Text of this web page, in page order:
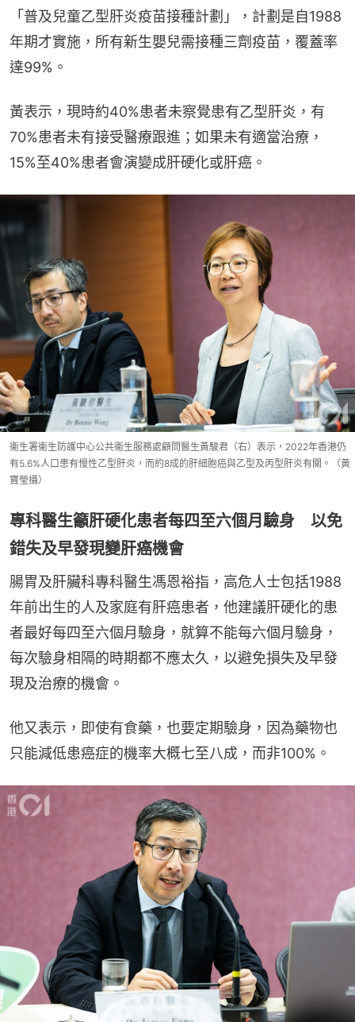
「普及兒童乙型肝炎疫苗接種計劃」，計劃是自1988
年期才實施，所有新生嬰兒需接種三劑疫苗，覆蓋率
達99%。
黃表示，現時約40%患者未察覺患有乙型肝炎，有
70%患者未有接受醫療跟進；如果未有適當治療，
15%至40%患者會演變成肝硬化或肝癌。
衞生署衞生防護中心公共衞生服務處顧問醫生黃駿君（右）表示，2022年香港仍
有5.6%人口患有慢性乙型肝炎，而約8成的肝細胞癌與乙型及丙型肝炎有關。（黃
寶瑩攝）
專科醫生籲肝硬化患者每四至六個月驗身 以免
錯失及早發現變肝癌機會
腸胃及肝臟科專科醫生馮恩裕指，高危人士包括1988
年前出生的人及家庭有肝癌患者，他建議肝硬化的患
者最好每四至六個月驗身，就算不能每六個月驗身，
每次驗身相隔的時期都不應太久，以避免損失及早發
現及治療的機會。
他又表示，即使有食藥，也要定期驗身，因為藥物也
只能減低患癌症的機率大概七至八成，而非100%。